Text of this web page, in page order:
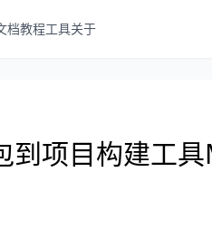
档教程工具关于
到项目构建工